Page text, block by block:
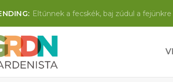
Eltűnnek a fecskék, baj zúdul a fejünkre